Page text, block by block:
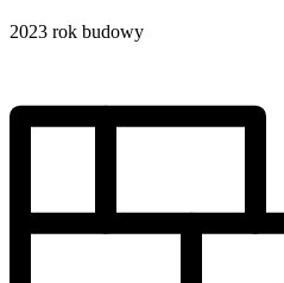
2023 rok budowy